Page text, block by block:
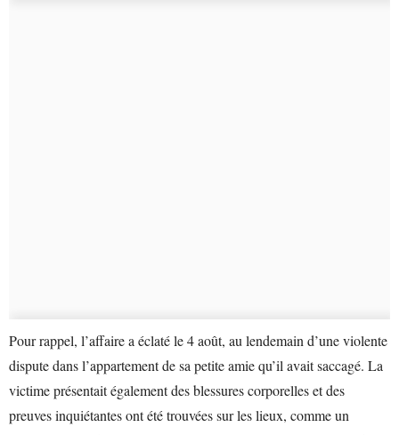
Pour rappel, l’affaire a éclaté le 4 août, au lendemain d’une violente
dispute dans l’appartement de sa petite amie qu’il avait saccagé. La
victime présentait également des blessures corporelles et des
preuves inquiétantes ont été trouvées sur les lieux, comme un